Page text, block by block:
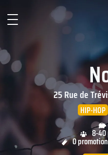
25 Rue de
HIP-HOP
8-40
0